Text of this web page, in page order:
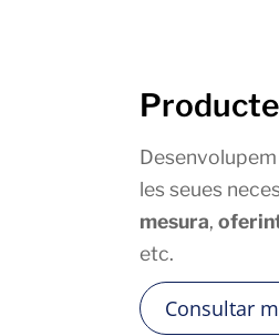
les seues
mesura,
etc.
Consultar